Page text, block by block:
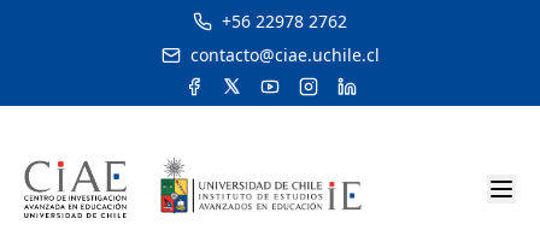
+56 22978 2762
contacto@ciae.uchile.cl